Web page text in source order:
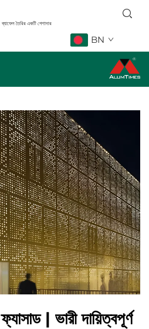
তৈরির একটি পেশাদার
BN
| ভারী দায়িত্বপূর্ণ